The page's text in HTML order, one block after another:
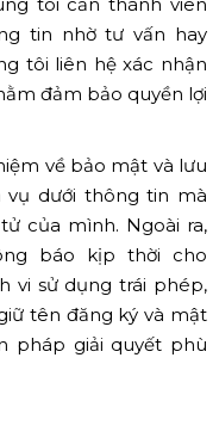
tin nhờ tư vấn hay
tôi liên hệ xác nhận
đảm bảo quyền lợi
về bảo mật và lưu
vụ dưới thông tin mà
của mình. Ngoài ra,
báo kịp thời cho
vi sử dụng trái phép,
tên đăng ký và mật
pháp giải quyết phù